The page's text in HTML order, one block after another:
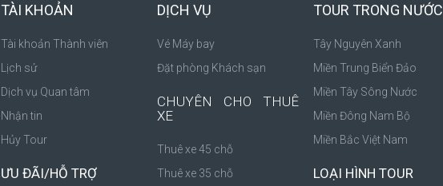
TÀI KHOẢN
Tài khoản Thành viên
Lịch sử
Dịch vụ Quan tâm
Nhận tin
Hủy Tour
ƯU ĐÃI/HỖ TRỢ
DỊCH VỤ
Vé Máy bay
Đặt phòng Khách sạn
CHUYÊN CHO THUÊ
XE
Thuê xe 45 chỗ
Thuê xe 35 chỗ
TOUR TRONG NƯỚC
Tây Nguyên Xanh
Miền Trung Biển Đảo
Miền Tây Sông Nước
Miền Đông Nam Bộ
Miền Bắc Việt Nam
LOẠI HÌNH TOUR